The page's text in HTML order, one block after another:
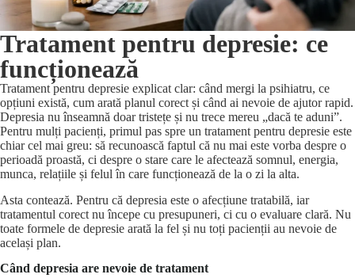
Tratament pentru depresie: ce
funcționează
Tratament pentru depresie explicat clar: când mergi la psihiatru, ce
opțiuni există, cum arată planul corect și când ai nevoie de ajutor rapid.
Depresia nu înseamnă doar tristețe și nu trece mereu „dacă te aduni”.
Pentru mulți pacienți, primul pas spre un tratament pentru depresie este
chiar cel mai greu: să recunoască faptul că nu mai este vorba despre o
perioadă proastă, ci despre o stare care le afectează somnul, energia,
munca, relațiile și felul în care funcționează de la o zi la alta.
Asta contează. Pentru că depresia este o afecțiune tratabilă, iar
tratamentul corect nu începe cu presupuneri, ci cu o evaluare clară. Nu
toate formele de depresie arată la fel și nu toți pacienții au nevoie de
același plan.
Când depresia are nevoie de tratament